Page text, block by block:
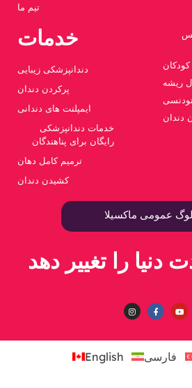
تیم ما
خدمات
دندانپزشکی زیبایی
پرکردن دندان
ایمپلنت های دندانی
خدمات دندانپزشکی
رایگان برای پناهندگان
ترمیم کامل دهان
کشیدن دندان
ریشه
دندان
عمومی ماکسیلا
دنیا را تغییر دهد
English فارسی